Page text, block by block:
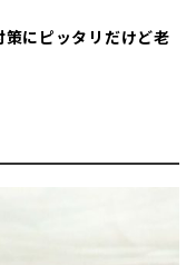
にピッタリだけど老